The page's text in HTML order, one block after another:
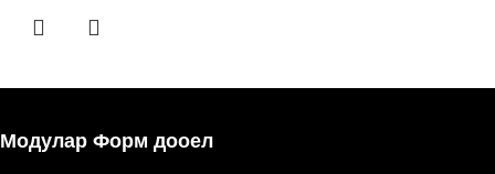
Модулар Форм дооел